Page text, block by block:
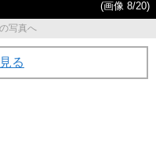
(画像 8/20)
写真へ
る